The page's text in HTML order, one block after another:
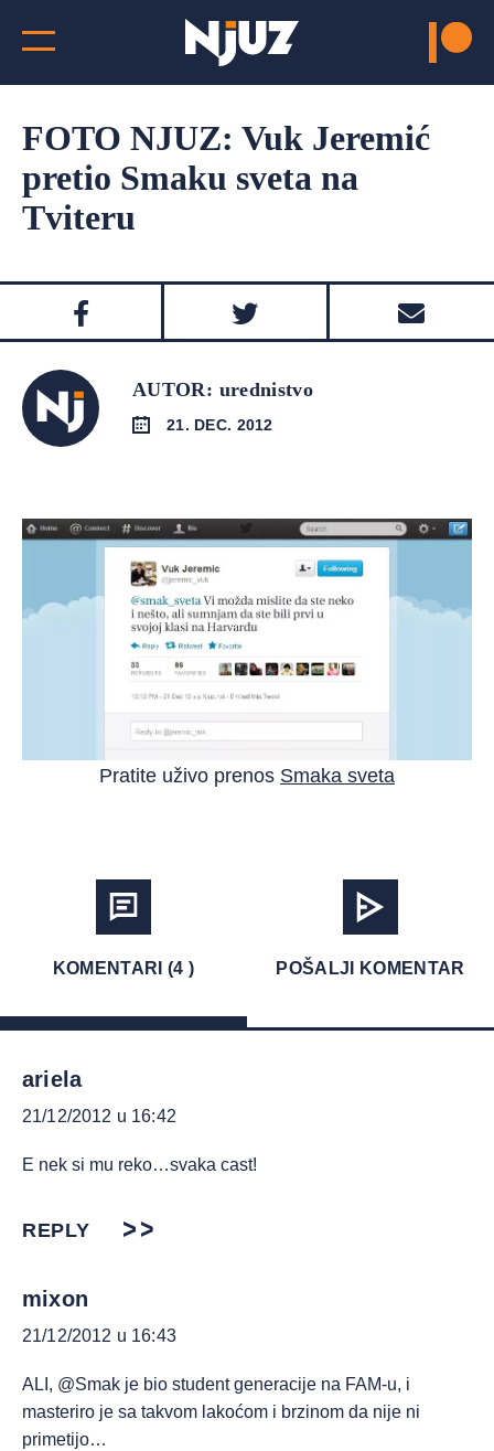
FOTO NJUZ: Vuk Jeremić
pretio Smaku sveta na
Tviteru
AUTOR: urednistvo
21. DEC. 2012
Pratite uživo prenos Smaka sveta
KOMENTARI (4 ) POŠALJI KOMENTAR
ariela
21/12/2012 u 16:42
E nek si mu reko…svaka cast!
REPLY
mixon
21/12/2012 u 16:43
ALI, @Smak je bio student generacije na FAM-u, i
masteriro je sa takvom lakoćom i brzinom da nije ni
primetijo…